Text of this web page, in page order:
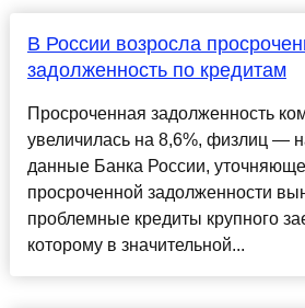
В России возросла
задолженность по кредитам
Просроченная задолженность
увеличилась на 8,6%, физлиц —
данные Банка России,
просроченной задолженности
проблемные кредиты крупного
которому в значительной...